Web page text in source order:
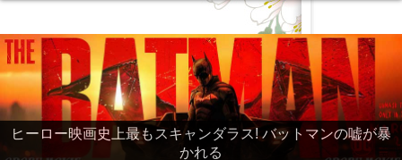
ヒーロー映画史上最もスキャンダラス! バットマンの嘘が暴
かれる